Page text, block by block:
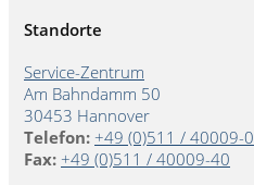
Standorte
Service-Zentrum
Am Bahndamm 50
30453 Hannover
Telefon: +49 (0)511 / 40009-0
Fax: +49 (0)511 / 40009-40